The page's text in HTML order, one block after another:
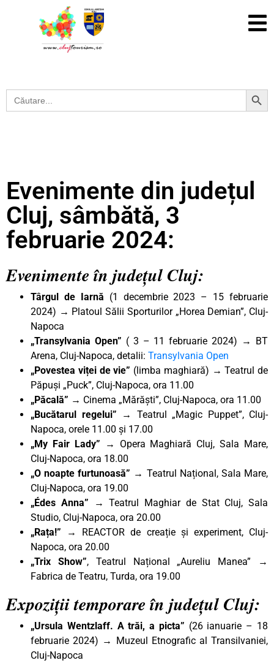
Search
for:
Search Button
Evenimente din județul
Cluj, sâmbătă, 3
februarie 2024:
Evenimente în județul Cluj:
Târgul de Iarnă (1 decembrie 2023 – 15 februarie
2024) → Platoul Sălii Sporturilor „Horea Demian”, Cluj-
Napoca
„Transylvania Open” ( 3 – 11 februarie 2024) → BT
Arena, Cluj-Napoca, detalii: Transylvania Open
„Povestea viței de vie” (limba maghiară) → Teatrul de
Păpuși „Puck”, Cluj-Napoca, ora 11.00
„Păcală” → Cinema „Mărăști”, Cluj-Napoca, ora 11.00
„Bucătarul regelui” → Teatrul „Magic Puppet”, Cluj-
Napoca, orele 11.00 și 17.00
„My Fair Lady”
→ Opera Maghiară Cluj, Sala Mare,
Cluj-Napoca, ora 18.00
„O noapte furtunoasă” → Teatrul Național, Sala Mare,
Cluj-Napoca, ora 19.00
„Édes Anna” →Teatrul Maghiar de Stat Cluj, Sala
Studio, Cluj-Napoca, ora 20.00
„Rața!” → REACTOR de creație și experiment, Cluj-
Napoca, ora 20.00
„Trix Show”, Teatrul Național „Aureliu Manea” →
Fabrica de Teatru, Turda, ora 19.00
Expoziții temporare în județul Cluj:
„Ursula Wentzlaff. A trăi, a picta” (26 ianuarie – 18
februarie 2024) → Muzeul Etnografic al Transilvaniei,
Cluj-Napoca